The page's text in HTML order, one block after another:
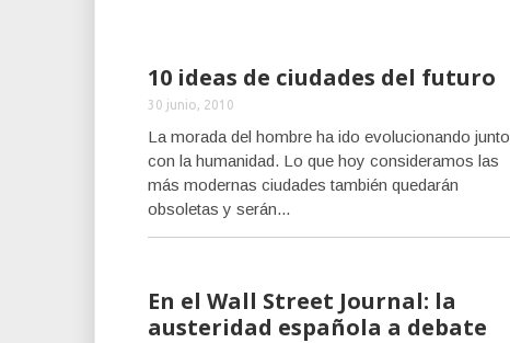
10 ideas de ciudades del futuro
30 junio, 2010
La morada del hombre ha ido evolucionando junto
con la humanidad. Lo que hoy consideramos las
más modernas ciudades también quedarán
obsoletas y serán...
En el Wall Street Journal: la
austeridad española a debate